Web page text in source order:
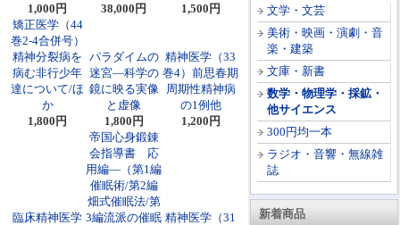
文学・文芸
美術・映画・演劇・音
楽・建築
文庫・新書
数学・物理学・採鉱・
他サイエンス
300円均一本
ラジオ・音響・無線雑
誌
新着商品
1,000円
38,000円
1,500円
矯正医学（44
巻2-4合併号）
精神分裂病を
病む非行少年
達について/ほ
か
1,800円
パラダイムの
迷宮―科学の
鏡に映る実像
と虚像
1,800円
精神医学（33
巻4）前思春期
周期性精神病
の1例他
1,200円
臨床精神医学
帝国心身鍛錬
会指導書 応
用編―（第1編
催眠術/第2編
畑式催眠法/第
3編流派の催眠 精神医学（31